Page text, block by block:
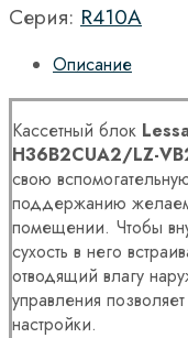
Серия: R410A
Описание
Кассетный блок
H36B2CUA2/LZ-
свою
поддержанию
помещении. Чтобы
сухость в него
отводящий влагу
управления
настройки.